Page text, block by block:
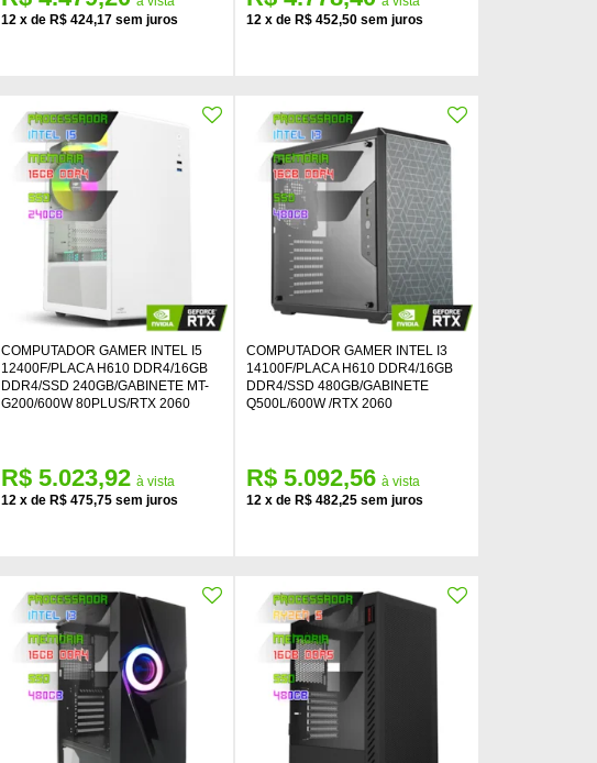
12 x de R$ 424,17 12 x de R$ 452,50
COMPUTADOR GAMER INTEL I5
12400F/PLACA H610 DDR4/16GB
DDR4/SSD 240GB/GABINETE MT-
G200/600W 80PLUS/RTX 2060
12 x de R$ 475,75
R$ 5.023,92
COMPUTADOR GAMER INTEL I3
14100F/PLACA H610 DDR4/16GB
DDR4/SSD 480GB/GABINETE
Q500L/600W /RTX 2060
12 x de R$ 482,25
R$ 5.092,56